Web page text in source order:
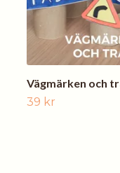
Vägmärken och
39 kr